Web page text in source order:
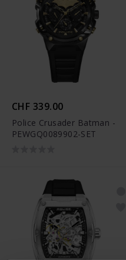
CHF 339.00
Police Crusader Batman -
PEWGQ0089902-SET